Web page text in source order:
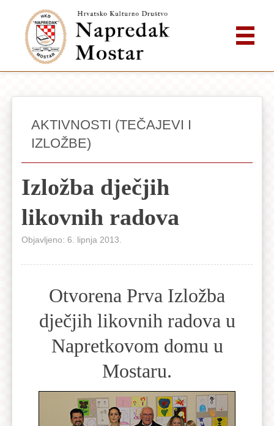
AKTIVNOSTI (TEČAJEVI I
IZLOŽBE)
Izložba dječjih
likovnih radova
Objavljeno: 6. lipnja 2013.
Otvorena Prva Izložba
dječjih likovnih radova u
Napretkovom domu u
Mostaru.
Otvorena
Prva
Izložba
likovnih
radova
u
Napretkovom
domu
Mostaru.
lipnja